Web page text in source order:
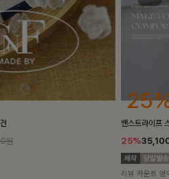
원
10%
[5천장돌파/
10%
리뷰 카운트 영